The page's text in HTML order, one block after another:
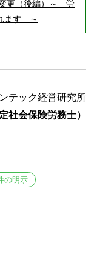
更（後編）～ 労
ます ～
テック経営研究所
会保険労務士）
の明示